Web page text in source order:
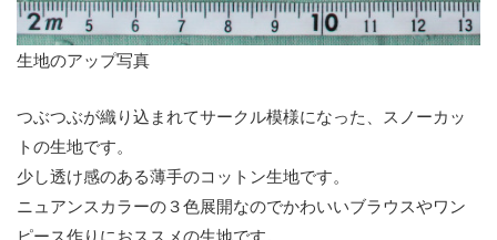
生地のアップ写真
つぶつぶが織り込まれてサークル模様になった、スノーカッ
トの生地です。
少し透け感のある薄手のコットン生地です。
ニュアンスカラーの３色展開なのでかわいいブラウスやワン
ピース作りにおススメの生地です。